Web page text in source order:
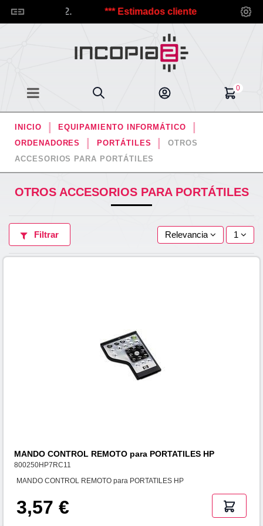
a Incopia2. *** Estimados clientes, debido a las
0
INICIO
EQUIPAMIENTO INFORMÁTICO
ORDENADORES
PORTÁTILES
OTROS
ACCESORIOS PARA PORTÁTILES
OTROS ACCESORIOS PARA PORTÁTILES
Filtrar Relevancia 1
MANDO CONTROL REMOTO para PORTATILES HP
800250HP7RC11
MANDO CONTROL REMOTO para PORTATILES HP
3,57 €